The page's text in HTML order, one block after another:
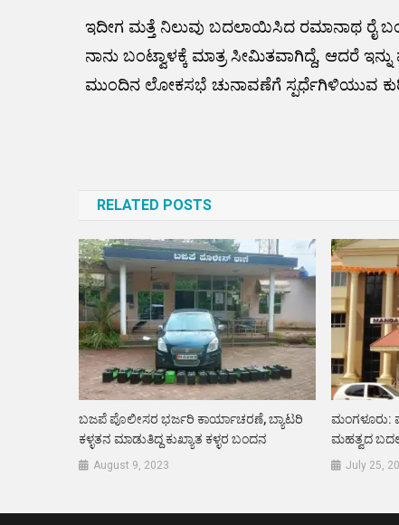
ಇದೀಗ ಮತ್ತೆ ನಿಲುವು ಬದಲಾಯಿಸಿದ ರಮಾನಾಥ ರೈ
ನಾನು ಬಂಟ್ವಾಳಕ್ಕೆ ಮಾತ್ರ ಸೀಮಿತವಾಗಿದ್ದೆ, ಆದರೆ
ಮುಂದಿನ ಲೋಕಸಭೆ ಚುನಾವಣೆಗೆ ಸ್ಪರ್ಧೆಗಿಳಿಯುವ
RELATED POSTS
ಬಜಪೆ ಪೊಲೀಸರ ಭರ್ಜರಿ ಕಾರ್ಯಾಚರಣೆ, ಬ್ಯಾಟರಿ
ಕಳ್ಳತನ ಮಾಡುತಿದ್ದ ಕುಖ್ಯಾತ ಕಳ್ಳರ ಬಂದನ
August 9, 2023
ಮಂಗಳೂರು:
ಮಹತ್ವದ
July 25,